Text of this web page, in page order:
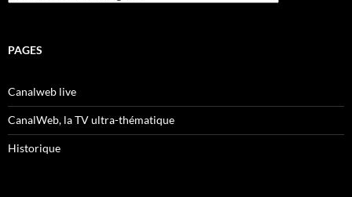
PAGES
Canalweb live
CanalWeb, la TV ultra-thématique
Historique